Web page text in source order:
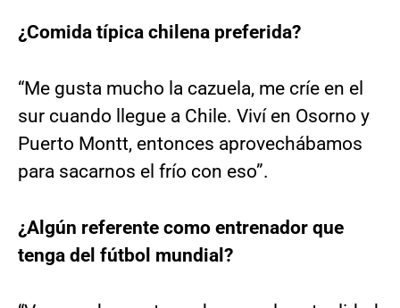
¿Comida típica chilena preferida?
“Me gusta mucho la cazuela, me críe en el
sur cuando llegue a Chile. Viví en Osorno y
Puerto Montt, entonces aprovechábamos
para sacarnos el frío con eso”.
¿Algún referente como entrenador que
tenga del fútbol mundial?